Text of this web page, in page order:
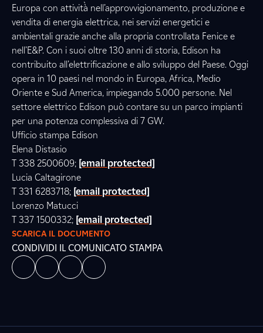
Europa con attività̀ nell’approvvigionamento, produzione e
vendita di energia elettrica, nei servizi energetici e
ambientali grazie anche alla propria controllata Fenice e
nell’E&P. Con i suoi oltre 130 anni di storia, Edison ha
contribuito all’elettrificazione e allo sviluppo del Paese. Oggi
opera in 10 paesi nel mondo in Europa, Africa, Medio
Oriente e Sud America, impiegando 5.000 persone. Nel
settore elettrico Edison può contare su un parco impianti
per una potenza complessiva di 7 GW.
Ufficio stampa Edison
Elena Distasio
T 338 2500609; [email protected]
Lucia Caltagirone
T 331 6283718; [email protected]
Lorenzo Matucci
T 337 1500332; [email protected]
SCARICA IL DOCUMENTO
CONDIVIDI IL COMUNICATO STAMPA